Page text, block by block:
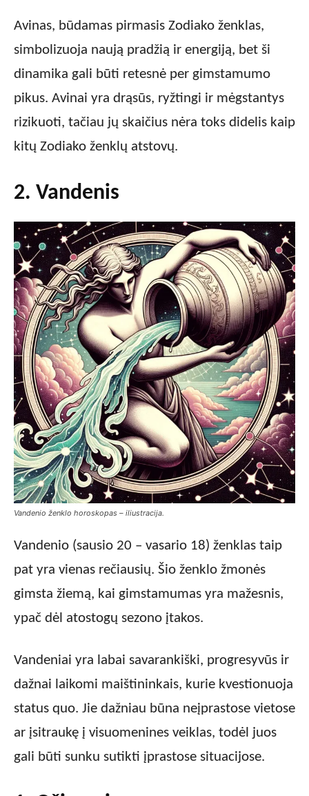
Avinas, būdamas pirmasis Zodiako ženklas,
simbolizuoja naują pradžią ir energiją, bet ši
dinamika gali būti retesnė per gimstamumo
pikus. Avinai yra drąsūs, ryžtingi ir mėgstantys
rizikuoti, tačiau jų skaičius nėra toks didelis kaip
kitų Zodiako ženklų atstovų.
2. Vandenis
Vandenio ženklo horoskopas – iliustracija.
Vandenio (sausio 20 – vasario 18) ženklas taip
pat yra vienas rečiausių. Šio ženklo žmonės
gimsta žiemą, kai gimstamumas yra mažesnis,
ypač dėl atostogų sezono įtakos.
Vandeniai yra labai savarankiški, progresyvūs ir
dažnai laikomi maištininkais, kurie kvestionuoja
status quo. Jie dažniau būna neįprastose vietose
ar įsitraukę į visuomenines veiklas, todėl juos
gali būti sunku sutikti įprastose situacijose.